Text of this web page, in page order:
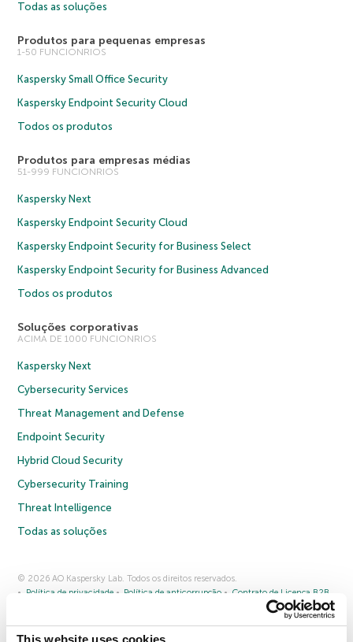
Todas as soluções
Produtos para pequenas empresas
1-50 FUNCIONRIOS
Kaspersky Small Office Security
Kaspersky Endpoint Security Cloud
Todos os produtos
Produtos para empresas médias
51-999 FUNCIONRIOS
Kaspersky Next
Kaspersky Endpoint Security Cloud
Kaspersky Endpoint Security for Business Select
Kaspersky Endpoint Security for Business Advanced
Todos os produtos
Soluções corporativas
ACIMA DE 1000 FUNCIONRIOS
Kaspersky Next
Cybersecurity Services
Threat Management and Defense
Endpoint Security
Hybrid Cloud Security
Cybersecurity Training
Threat Intelligence
Todas as soluções
© 2026 AO Kaspersky Lab. Todos os direitos reservados.
Política de privacidade
Política de anticorrupção
Contrato de Licença B2B
Cookies